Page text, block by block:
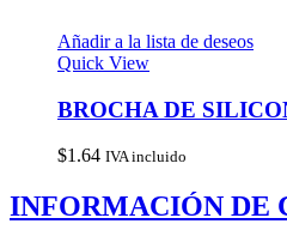
Añadir a la lista de deseos
Quick View
BROCHA DE
$1.64 IVA incluido
INFORMACIÓN DE